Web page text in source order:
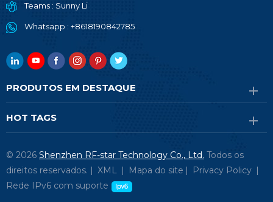
Teams : Sunny Li
Whatsapp : +8618190842785
PRODUTOS EM DESTAQUE
HOT TAGS
© 2026 Shenzhen RF-star Technology Co., Ltd. Todos os
direitos reservados. | XML | Mapa do site | Privacy Policy |
Rede IPv6 com suporte